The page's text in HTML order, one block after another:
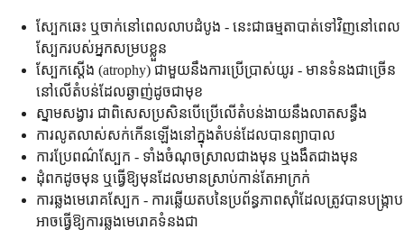
ស្បែកឆេះ ឬចាក់នៅពេលលាបដំបូង - នេះជាធម្មតាបាត់ទៅវិញនៅពេល
ស្បែករបស់អ្នកសម្របខ្លួន
ស្បែកស្តើង (atrophy) ជាមួយនឹងការប្រើប្រាស់យូរ - មានទំនងជាច្រើន
នៅលើតំបន់ដែលឆ្ងាញ់ដូចជាមុខ
ស្នាមសង្វារ ជាពិសេសប្រសិនបើប្រើលើតំបន់ងាយនឹងលាតសន្ធឹង
ការលូតលាស់សក់កើនឡើងនៅក្នុងតំបន់ដែលបានព្យាបាល
ការប្រែពណ៌ស្បែក - ទាំងចំណុចស្រាលជាងមុន ឬងងឹតជាងមុន
ដុំពកដូចមុន ឬធ្វើឱ្យមុនដែលមានស្រាប់កាន់តែអាក្រក់
ការឆ្លងមេរោគស្បែក - ការឆ្លើយតបនៃប្រព័ន្ធភាពស៊ាំដែលត្រូវបានបង្ក្រាប
អាចធ្វើឱ្យការឆ្លងមេរោគទំនងជា